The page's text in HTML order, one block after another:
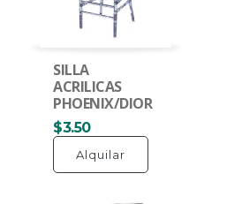
SILLA
ACRILICAS
PHOENIX/DIOR
$3.50
Alquilar